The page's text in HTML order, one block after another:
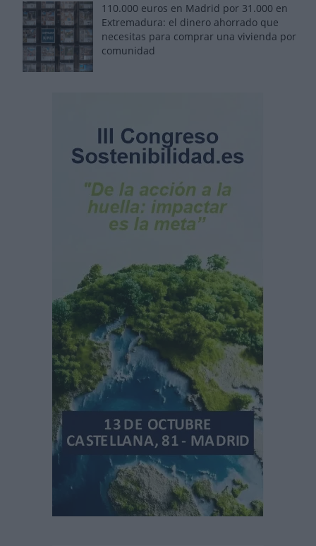
110.000 euros en Madrid por 31.000 en
Extremadura: el dinero ahorrado que
necesitas para comprar una vivienda por
comunidad